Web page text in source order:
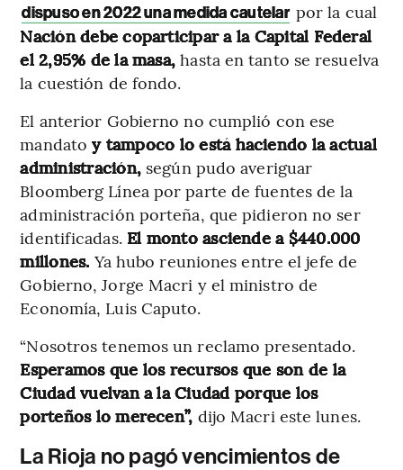
dispuso en 2022 una medida cautelar por la cual
Nación debe coparticipar a la Capital Federal
el 2,95% de la masa, hasta en tanto se resuelva
la cuestión de fondo.
El anterior Gobierno no cumplió con ese
mandatoy tampoco lo está haciendo la actual
administración, según pudo averiguar
Bloomberg Línea por parte de fuentes de la
administración porteña, que pidieron no ser
identificadas. El monto asciende a $440.000
millones. Ya hubo reuniones entre el jefe de
Gobierno, Jorge Macri y el ministro de
Economía, Luis Caputo.
“Nosotros tenemos un reclamo presentado.
Esperamos que los recursos que son de la
Ciudad vuelvan a la Ciudad porque los
porteños lo merecen”, dijo Macri este lunes.
La Rioja no pagó vencimientos de